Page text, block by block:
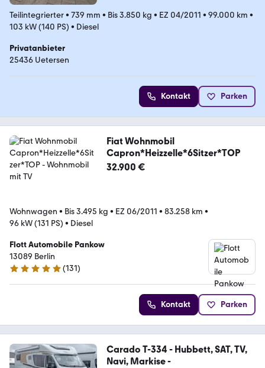
Teilintegrierter• 739 mm • Bis 3.850 kg • EZ 04/2011 • 99.000 km •
103 kW (140 PS) • Diesel
Privatanbieter
25436 Uetersen
Kontakt Parken
Fiat Wohnmobil
Capron*Heizzelle*6Sitzer*TOP
32.900 €
Wohnwagen • Bis 3.495 kg • EZ 06/2011 • 83.258 km •
96 kW (131 PS) • Diesel
Flott Automobile Pankow
13089 Berlin
4.9 Sterne
(131)
Kontakt Parken
Carado T-334 - Hubbett, SAT, TV,
Navi, Markise -